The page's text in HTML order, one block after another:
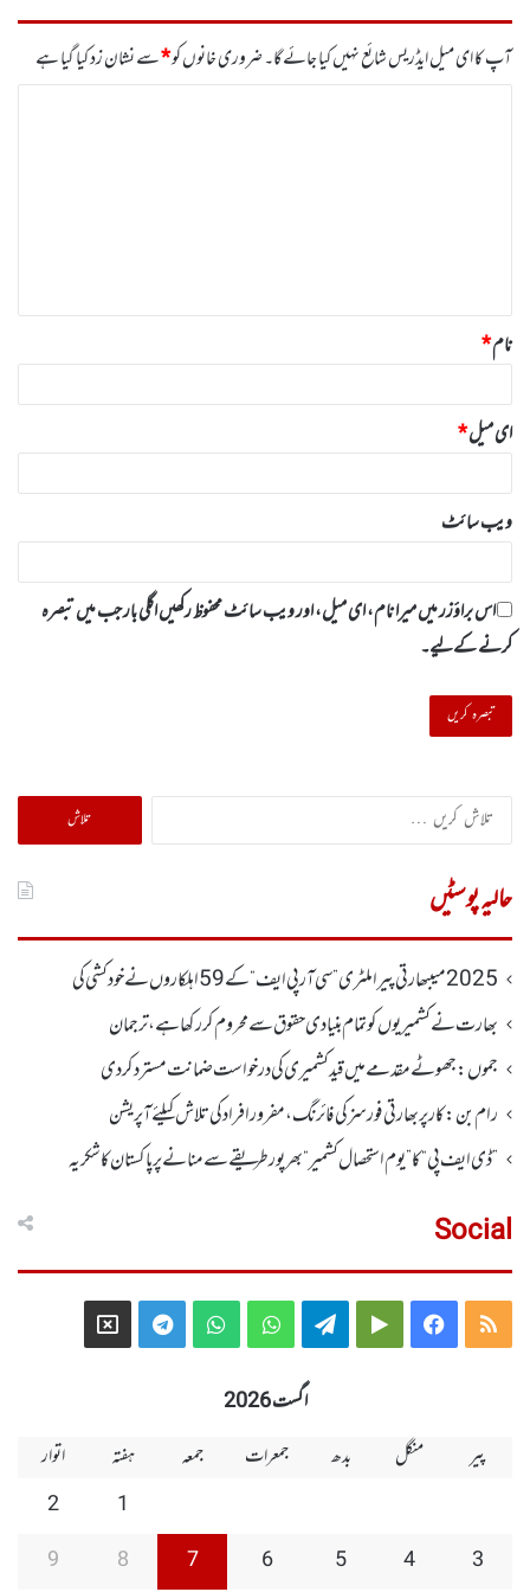
آپ کا ای میل ایڈریس شائع نہیں کیا جائے گا۔ضروری خانوں کو*سے نشان زد کیا گیا ہے
نام*
ای میل*
ویب‌ سائٹ
اس براؤزر میں میرا نام، ای میل، اور ویب سائٹ محفوظ رکھیں اگلی بار جب میں تبصرہ
کرنے کےلیے۔
تلاش
کریں
حالیہ پوسٹیں
2025 میںبھارتی پیرا ملٹری ”سی آر پی ایف“ کے 59 اہلکاروں نے خودکشی کی
بھارت نے کشمیریوں کو تمام بنیادی حقوق سے محروم کر رکھا ہے، ترجمان
جموں :جھوٹے مقدمے میں قید کشمیری کی درخواست ضمانت مسترد کردی
رام بن : کار پربھارتی فورسز کی فائرنگ،مفرور افراد کی تلاش کیلئے آپریشن
”ڈی ایف پی “ کا ” یوم استحصال کشمیر “ بھر پور طریقے سے منانے پر پاکستان کا شکریہ
Social
RSS
Facebook
Google
Telegram
WhatsApp
WhatsApp
Telegram
X
اگست 2026
پیر
منگل بدھ جمعرات جمعہ ہفتہ
اتوار
1
2
3
4
5
6
7
8
9